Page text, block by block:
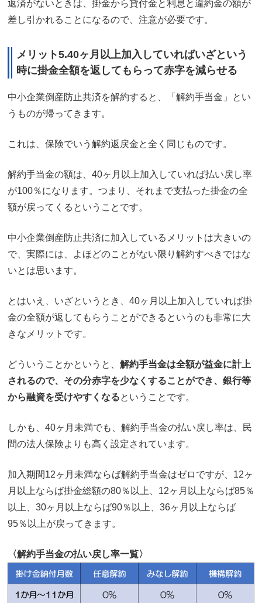
返済がないときは、掛金から貸付金と利息と違約金の額が
差し引かれることになるので、注意が必要です。
メリット5.40ヶ月以上加入していればいざという
時に掛金全額を返してもらって赤字を減らせる
中小企業倒産防止共済を解約すると、「解約手当金」とい
うものが帰ってきます。
これは、保険でいう解約返戻金と全く同じものです。
解約手当金の額は、40ヶ月以上加入していれば払い戻し率
が100％になります。つまり、それまで支払った掛金の全
額が戻ってくるということです。
中小企業倒産防止共済に加入しているメリットは大きいの
で、実際には、よほどのことがない限り解約すべきではな
いとは思います。
とはいえ、いざというとき、40ヶ月以上加入していれば掛
金の全額が返してもらうことができるというのも非常に大
きなメリットです。
どういうことかというと、 解約手当金は全額が益金に計上
されるので、その分赤字を少なくすることができ、銀行等
から融資を受けやすくなるということです。
しかも、40ヶ月未満でも、解約手当金の払い戻し率は、民
間の法人保険よりも高く設定されています。
加入期間12ヶ月未満ならば解約手当金はゼロですが、12ヶ
月以上ならば掛金総額の80％以上、12ヶ月以上ならば85％
以上、30ヶ月以上ならば90％以上、36ヶ月以上ならば
95％以上が戻ってきます。
〈解約手当金の払い戻し率一覧〉